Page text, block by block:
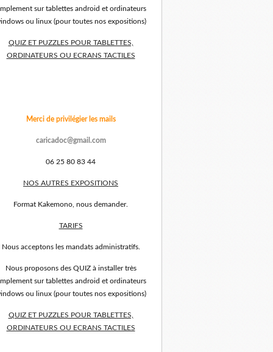
sur tablettes android et ordinateurs
ou linux (pour toutes nos expositions)
QUIZ ET PUZZLES POUR TABLETTES,
ORDINATEURS OU ECRANS TACTILES
Merci de privilégier les mails
caricadoc@gmail.com
06 25 80 83 44
NOS AUTRES EXPOSITIONS
Format Kakemono, nous demander.
TARIFS
Nous acceptons les mandats administratifs.
Nous proposons des QUIZ à installer très
sur tablettes android et ordinateurs
ou linux (pour toutes nos expositions)
QUIZ ET PUZZLES POUR TABLETTES,
ORDINATEURS OU ECRANS TACTILES